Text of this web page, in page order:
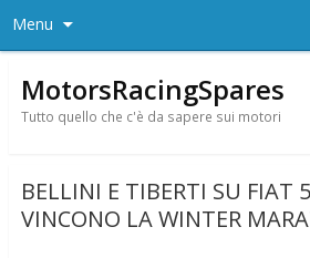
Menu
MotorsRacingSpares
Tutto quello che c'è da sapere sui motori
BELLINI E TIBERTI SU FIAT
VINCONO LA WINTER